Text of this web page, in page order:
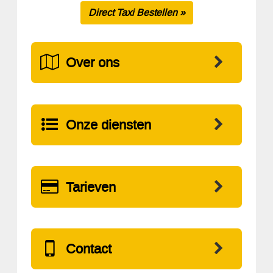
Direct Taxi Bestellen »
Over ons
Onze diensten
Tarieven
Contact